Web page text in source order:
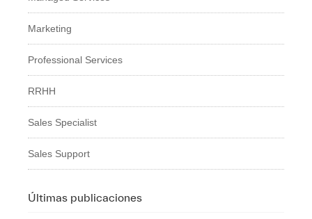
Marketing
Professional Services
RRHH
Sales Specialist
Sales Support
Últimas publicaciones